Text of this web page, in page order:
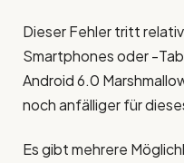
Dieser Fehler tritt
Smartphones oder -
Android 6.0
noch anfälliger für
Es gibt mehrere